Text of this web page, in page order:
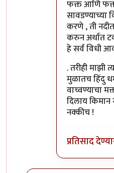
फक्त आणि
सावडण्याच्या
करणे , ती
करुन अर्थात
हे सर्व विधी
. तरीही माझी
मुळातच हिंदु
वाच्वण्याचा
दिलाय किमान
नक्कीच !
प्रतिसाद